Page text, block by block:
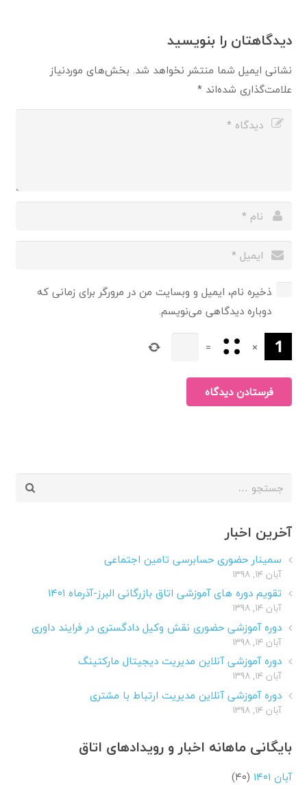
دیدگاهتان را بنویسید
نشانی ایمیل شما منتشر نخواهد شد. بخش‌های موردنیاز
علامت‌گذاری شده‌اند*
ذخیره نام، ایمیل و وبسایت من در مرورگر برای زمانی که
دوباره دیدگاهی می‌نویسم.
×
=
فرستادن دیدگاه
جستجو
آخرین اخبار
سمینار حضوری حسابرسی تامین اجتماعی
آبان ۱۴, ۱۳۹۸
تقویم دوره های آموزشی اتاق بازرگانی البرز-آذرماه ۱۴۰۱
آبان ۱۴, ۱۳۹۸
دوره آموزشی حضوری نقش وکیل دادگستری در فرایند داوری
آبان ۱۴, ۱۳۹۸
دوره آموزشی آنلاین مدیریت دیجیتال مارکتینگ
آبان ۱۴, ۱۳۹۸
دوره آموزشی آنلاین مدیریت ارتباط با مشتری
آبان ۱۴, ۱۳۹۸
بایگانی ماهانه اخبار و رویدادهای اتاق
آبان ۱۴۰۱
(۴۰)